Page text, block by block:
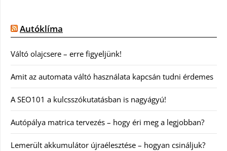
Autóklíma
Váltó olajcsere – erre figyeljünk!
Amit az automata váltó használata kapcsán tudni érdemes
A SEO101 a kulcsszókutatásban is nagyágyú!
Autópálya matrica tervezés – hogy éri meg a legjobban?
Lemerült akkumulátor újraélesztése – hogyan csináljuk?